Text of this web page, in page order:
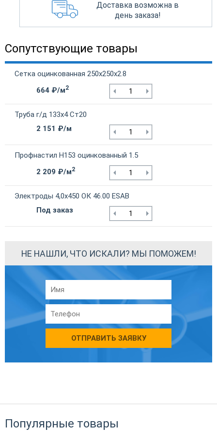
Доставка возможна в
день заказа!
Сопутствующие товары
Сетка оцинкованная 250х250х2.8
664 ₽/м2
Труба г/д 133х4 Ст20
2 151 ₽/м
Профнастил Н153 оцинкованный 1.5
2 209 ₽/м2
Электроды 4,0х450 ОК 46.00 ESAB
Под заказ
НЕ НАШЛИ, ЧТО ИСКАЛИ? МЫ ПОМОЖЕМ!
ОТПРАВИТЬ ЗАЯВКУ
Популярные товары